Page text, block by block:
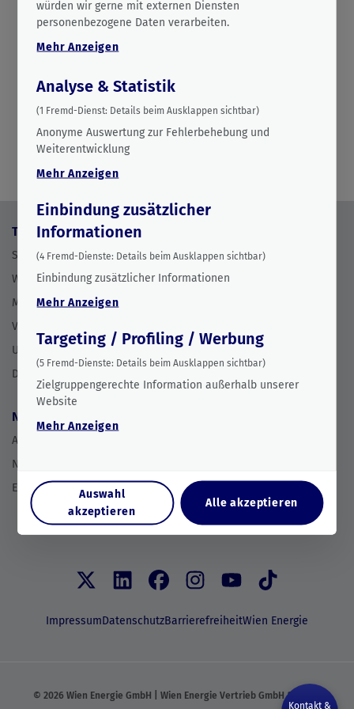
Kontakt &
Themen
Stromwende
Wärmewende
Mobilitätswende
Versorgungssicherheit
Umweltpolitik
Digitales
Grafiken
Studien
Newsroom
Aktuelles
Newsletter
Events
Nachhaltigkeitsziele
Kontakt
ImpressumDatenschutzBarrierefreiheitWien Energie
© 2026 Wien Energie GmbH | Wien Energie Vertrieb GmbH & Co KG
würden wir gerne mit externen Diensten
personenbezogene Daten verarbeiten.
MehrAnzeigen
Analyse & Statistik
(1 Fremd-Dienst: Details beim Ausklappen sichtbar)
Anonyme Auswertung zur Fehlerbehebung und
Weiterentwicklung
MehrAnzeigen
Einbindung zusätzlicher
Informationen
(4 Fremd-Dienste: Details beim Ausklappen sichtbar)
Einbindung zusätzlicher Informationen
MehrAnzeigen
Targeting / Profiling / Werbung
(5 Fremd-Dienste: Details beim Ausklappen sichtbar)
Zielgruppengerechte Information außerhalb unserer
Website
MehrAnzeigen
Auswahl
akzeptieren
Alle akzeptieren